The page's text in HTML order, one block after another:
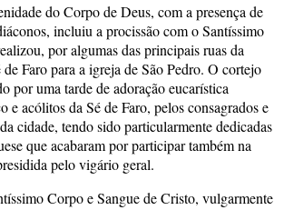
do Corpo de Deus, com a presença de
incluiu a procissão com o Santíssimo
por algumas das principais ruas da
Faro para a igreja de São Pedro. O cortejo
por uma tarde de adoração eucarística
e acólitos da Sé de Faro, pelos consagrados e
cidade, tendo sido particularmente dedicadas
que acabaram por participar também na
pelo vigário geral.
Corpo e Sangue de Cristo, vulgarmente